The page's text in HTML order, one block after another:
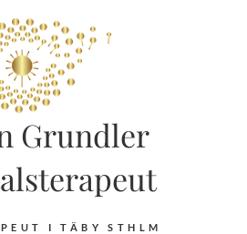
Grundler
I TÄBY STHLM